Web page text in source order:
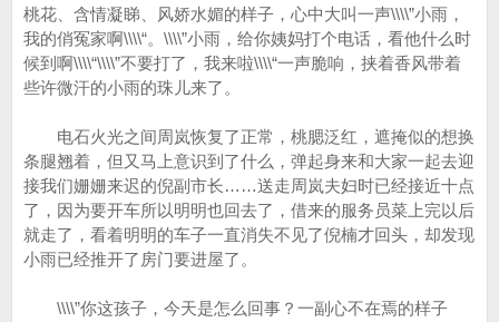
桃花、含情凝睇、风娇水媚的样子，心中大叫一声\\\\”小雨，
我的俏冤家啊\\\\“。\\\\”小雨，给你姨妈打个电话，看他什么时
候到啊\\\\“\\\\”不要打了，我来啦\\\\“一声脆响，挟着香风带着
些许微汗的小雨的珠儿来了。
电石火光之间周岚恢复了正常，桃腮泛红，遮掩似的想换
条腿翘着，但又马上意识到了什么，弹起身来和大家一起去迎
接我们姗姗来迟的倪副市长……送走周岚夫妇时已经接近十点
了，因为要开车所以明明也回去了，借来的服务员菜上完以后
就走了，看着明明的车子一直消失不见了倪楠才回头，却发现
小雨已经推开了房门要进屋了。
\\\\”你这孩子，今天是怎么回事？一副心不在焉的样子